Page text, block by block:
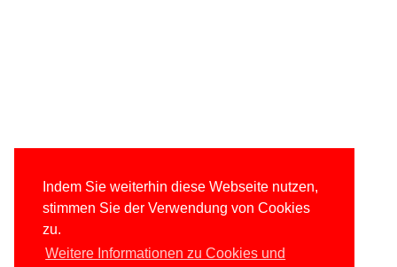
Indem Sie weiterhin diese Webseite nutzen,
stimmen Sie der Verwendung von Cookies
zu.
Weitere Informationen zu Cookies und